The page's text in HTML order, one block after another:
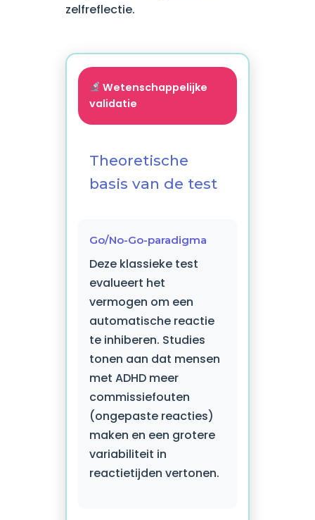
zelfreflectie.
Wetenschappelijke
validatie
Theoretische
basis van de test
Go/No-Go-paradigma
Deze klassieke test
evalueert het
vermogen om een
automatische reactie
te inhiberen. Studies
tonen aan dat mensen
met ADHD meer
commissiefouten
(ongepaste reacties)
maken en een grotere
variabiliteit in
reactietijden vertonen.